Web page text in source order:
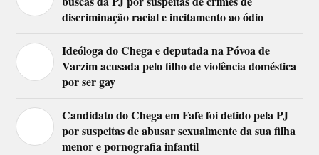
discriminação racial e incitamento ao ódio
Ideóloga do Chega e deputada na Póvoa de
Varzim acusada pelo filho de violência doméstica
por ser gay
Candidato do Chega em Fafe foi detido pela PJ
por suspeitas de abusar sexualmente da sua filha
menor e pornografia infantil